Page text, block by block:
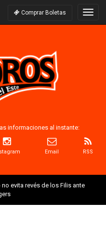
Comprar Boletas
informaciones al instante:
Email RSS
evita revés de los Filis ante